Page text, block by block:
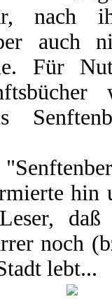
nach
auch
Für
hin
noch
lebt...